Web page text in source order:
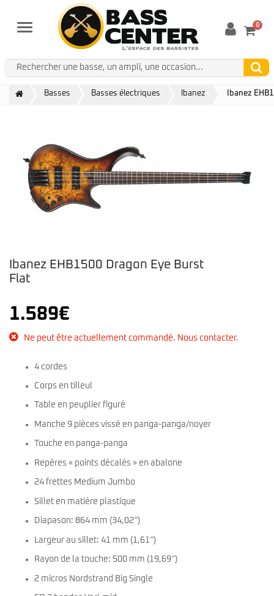
Menu 0
Basses Basses électriques Ibanez Ibanez
Ibanez EHB1500 Dragon Eye Burst
Flat
1.589€
Ne peut être actuellement commandé. Nous contacter.
4 cordes
Corps en tilleul
Table en peuplier figuré
Manche 9 pièces vissé en panga-panga/noyer
Touche en panga-panga
Repères « points décalés » en abalone
24 frettes Medium Jumbo
Sillet en matière plastique
Diapason: 864 mm (34,02″)
Largeur au sillet: 41 mm (1,61″)
Rayon de la touche: 500 mm (19,69″)
2 micros Nordstrand Big Single